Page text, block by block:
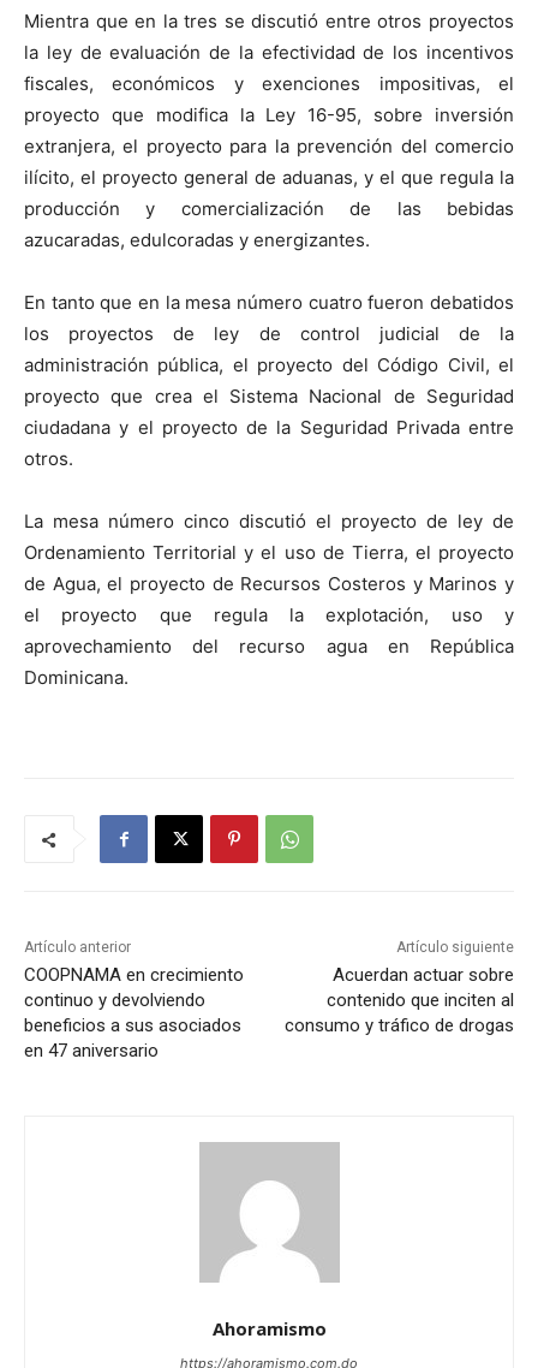
Mientra que en la tres se discutió entre otros proyectos
la ley de evaluación de la efectividad de los incentivos
fiscales, económicos y exenciones impositivas, el
proyecto que modifica la Ley 16-95, sobre inversión
extranjera, el proyecto para la prevención del comercio
ilícito, el proyecto general de aduanas, y el que regula la
producción y comercialización de las bebidas
azucaradas, edulcoradas y energizantes.
En tanto que en la mesa número cuatro fueron debatidos
los proyectos de ley de control judicial de la
administración pública, el proyecto del Código Civil, el
proyecto que crea el Sistema Nacional de Seguridad
ciudadana y el proyecto de la Seguridad Privada entre
otros.
La mesa número cinco discutió el proyecto de ley de
Ordenamiento Territorial y el uso de Tierra, el proyecto
de Agua, el proyecto de Recursos Costeros y Marinos y
el proyecto que regula la explotación, uso y
aprovechamiento del recurso agua en República
Dominicana.
Artículo anterior
COOPNAMA en crecimiento
continuo y devolviendo
beneficios a sus asociados
en 47 aniversario
Artículo siguiente
Acuerdan actuar sobre
contenido que inciten al
consumo y tráfico de drogas
Ahoramismo
https://ahoramismo.com.do